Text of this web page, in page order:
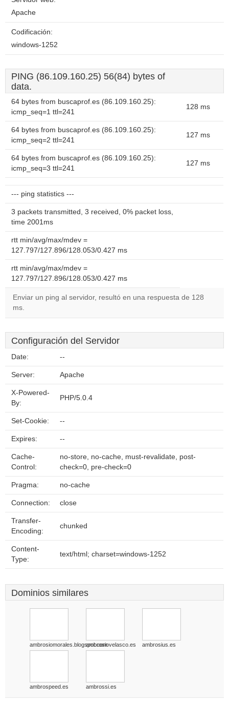
Apache
Codificación:
windows-1252
PING (86.109.160.25) 56(84) bytes of
data.
64 bytes from buscaprof.es (86.109.160.25):
icmp_seq=1 ttl=241
128 ms
64 bytes from buscaprof.es (86.109.160.25):
icmp_seq=2 ttl=241
127 ms
64 bytes from buscaprof.es (86.109.160.25):
icmp_seq=3 ttl=241
127 ms
--- ping statistics ---
3 packets transmitted, 3 received, 0% packet loss,
time 2001ms
rtt min/avg/max/mdev =
127.797/127.896/128.053/0.427 ms
rtt min/avg/max/mdev =
127.797/127.896/128.053/0.427 ms
Enviar un ping al servidor, resultó en una respuesta de 128
ms.
Configuración del Servidor
Date: --
Server: Apache
X-Powered-
By:
PHP/5.0.4
Set-Cookie: --
Expires: --
Cache-
Control:
no-store, no-cache, must-revalidate, post-
check=0, pre-check=0
Pragma: no-cache
Connection: close
Transfer-
Encoding:
chunked
Content-
Type:
text/html; charset=windows-1252
Dominios similares
ambrosiomorales.blogspot.comambrosiovelasco.es ambrosius.es
ambrospeed.es ambrossi.es